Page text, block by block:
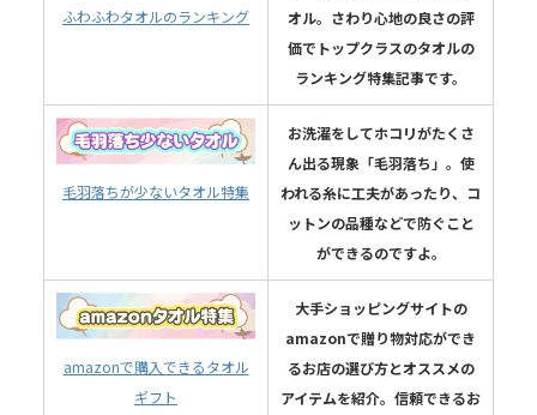
ふわふわタオルのランキング
オル。さわり心地の良さの評
価でトップクラスのタオルの
ランキング特集記事です。
毛羽落ちが少ないタオル特集
お洗濯をしてホコリがたくさ
ん出る現象「毛羽落ち」。使
われる糸に工夫があったり、コ
ットンの品種などで防ぐこと
ができるのですよ。
amazonで購入できるタオル
ギフト
大手ショッピングサイトの
amazonで贈り物対応ができ
るお店の選び方とオススメの
アイテムを紹介。信頼できるお